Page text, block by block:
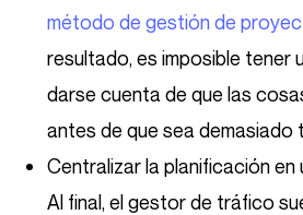
método de gestión de
resultado, es imposible tener
darse cuenta de que las
antes de que sea demasiado
Centralizar la planificación en
Al final, el gestor de tráfico